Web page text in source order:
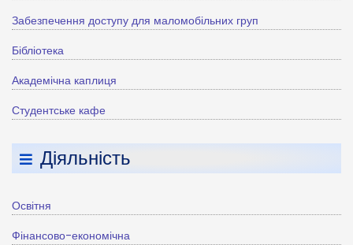
Забезпечення доступу для маломобільних груп
Бібліотека
Академічна каплиця
Студентське кафе
Діяльність
Освітня
Фінансово-економічна